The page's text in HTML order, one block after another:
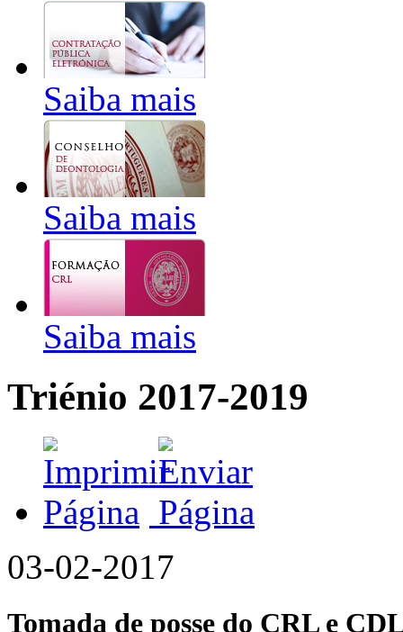
Saiba mais
Saiba mais
Saiba mais
Triénio 2017-2019
03-02-2017
Tomada de posse do CRL e